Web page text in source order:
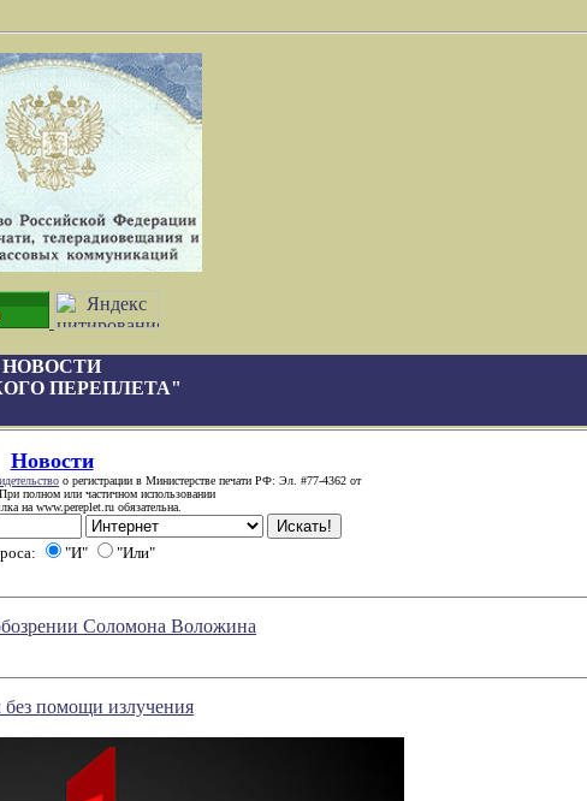
НОВОСТИ
ПЕРЕПЛЕТА"
Новости
о регистрации в Министерстве печати РФ: Эл. #77-4362 от
полном или частичном использовании
на www.pereplet.ru обязательна.
"И" "Или"
Соломона Воложина
без помощи излучения